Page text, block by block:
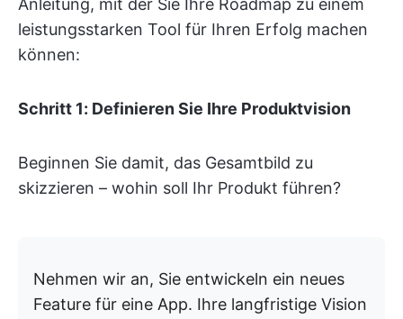
Anleitung, mit der Sie Ihre Roadmap zu einem
leistungsstarken Tool für Ihren Erfolg machen
können:
Schritt 1: Definieren Sie Ihre Produktvision
Beginnen Sie damit, das Gesamtbild zu
skizzieren – wohin soll Ihr Produkt führen?
Nehmen wir an, Sie entwickeln ein neues
Feature für eine App. Ihre langfristige Vision